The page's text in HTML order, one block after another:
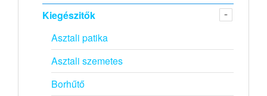
Kiegészitők
Asztali patika
Asztali szemetes
Borhűtő